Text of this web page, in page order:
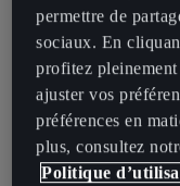
Développée en
Barcelone, et sa
plateforme en ligne est
utilisateurs peuvent
permettent ainsi
le tchat soit
permettre de
sociaux. En
profitez
ajuster vos
préférences en
plus, consultez
Politique